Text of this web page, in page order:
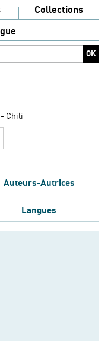
Collections
- Chili
Auteurs-Autrices
Langues